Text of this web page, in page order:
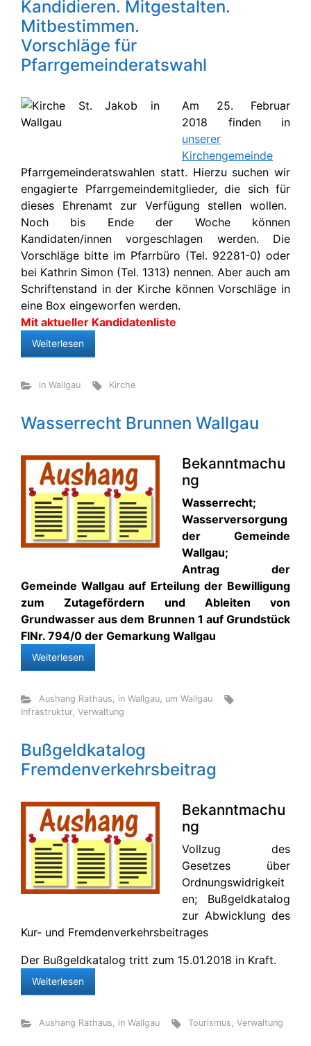
Kandidieren. Mitgestalten.
Mitbestimmen.
Vorschläge für
Pfarrgemeinderatswahl
Am 25. Februar
2018 finden in
unserer
Kirchengemeinde
Pfarrgemeinderatswahlen statt. Hierzu suchen wir
engagierte Pfarrgemeindemitglieder, die sich für
dieses Ehrenamt zur Verfügung stellen wollen.
Noch bis Ende der Woche können
Kandidaten/innen vorgeschlagen werden. Die
Vorschläge bitte im Pfarrbüro (Tel. 92281-0) oder
bei Kathrin Simon (Tel. 1313) nennen. Aber auch am
Schriftenstand in der Kirche können Vorschläge in
eine Box eingeworfen werden.
Mit aktueller Kandidatenliste
Weiterlesen
in Wallgau Kirche
Wasserrecht Brunnen Wallgau
Bekanntmachu
ng
Wasserrecht;
Wasserversorgung
der Gemeinde
Wallgau;
Antrag der
Gemeinde Wallgau auf Erteilung der Bewilligung
zum Zutagefördern und Ableiten von
Grundwasser aus dem Brunnen 1 auf Grundstück
FlNr. 794/0 der Gemarkung Wallgau
Weiterlesen
Aushang Rathaus, in Wallgau, um Wallgau
Infrastruktur, Verwaltung
Bußgeldkatalog
Fremdenverkehrsbeitrag
Bekanntmachu
ng
Vollzug des
Gesetzes über
Ordnungswidrigkeit
en; Bußgeldkatalog
zur Abwicklung des
Kur- und Fremdenverkehrsbeitrages
Der Bußgeldkatalog tritt zum 15.01.2018 in Kraft.
Weiterlesen
Aushang Rathaus, in Wallgau Tourismus,Verwaltung